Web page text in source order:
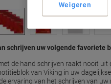
schrijven uw volgende favoriete
de hand schrijven raakt nooit uit
van Viking in uw
ervaring van het schrijven van
Weigeren